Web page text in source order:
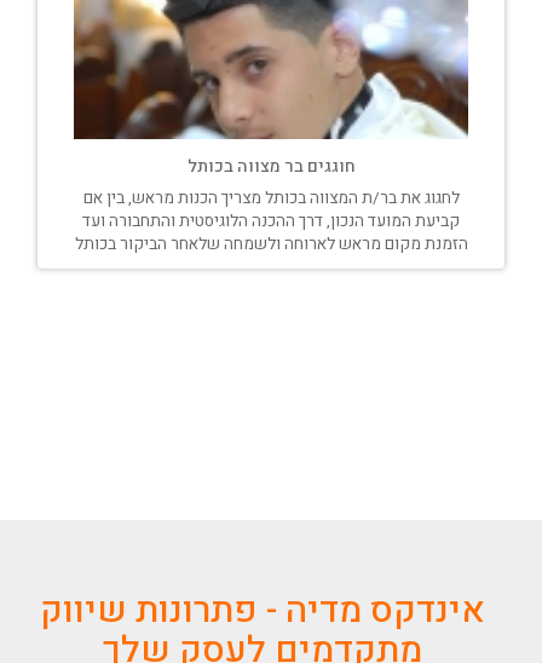
חוגגים בר מצווה בכותל
לחגוג את בר/ת המצווה בכותל מצריך הכנות מראש, בין אם
קביעת המועד הנכון, דרך ההכנה הלוגיסטית והתחבורה ועד
הזמנת מקום מראש לארוחה ולשמחה שלאחר הביקור בכותל
אינדקס מדיה - פתרונות שיווק
מתקדמים לעסק שלך